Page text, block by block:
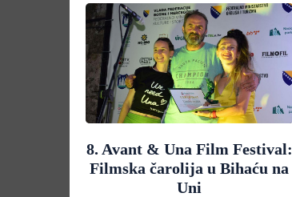
8. Avant & Una Film Festival:
Filmska čarolija u Bihaću na
Uni